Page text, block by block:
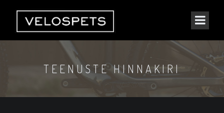
TEENUSTE HINNAKIRI